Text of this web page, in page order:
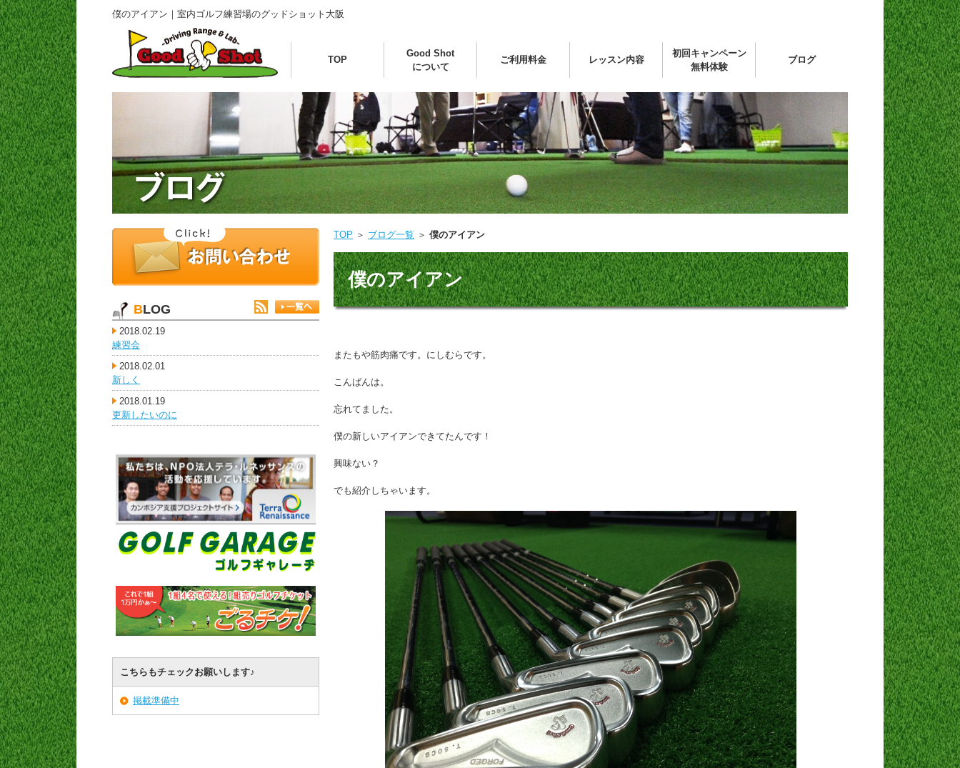
僕のアイアン｜室内ゴルフ練習場のグッドショット大阪
TOP
Good Shot
について
ご利用料金 レッスン内容
初回キャンペーン
無料体験
ブログ
TOP ＞ ブログ一覧 ＞ 僕のアイアン
僕のアイアン
またもや筋肉痛です。にしむらです。
こんばんは。
忘れてました。
僕の新しいアイアンできてたんです！
興味ない？
でも紹介しちゃいます。
BLOG
2018.02.19
練習会
2018.02.01
新しく
2018.01.19
更新したいのに
こちらもチェックお願いします♪
掲載準備中